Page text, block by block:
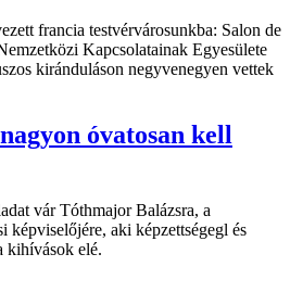
francia testvérvárosunkba: Salon de
Kapcsolatainak Egyesülete
kiránduláson negyvenegyen vettek
óvatosan kell
vár Tóthmajor Balázsra, a
képviselőjére, aki képzettségegl és
kihívások elé.